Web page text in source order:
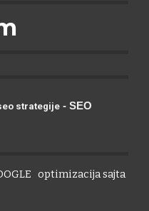
strategije - SEO
optimizacija sajta